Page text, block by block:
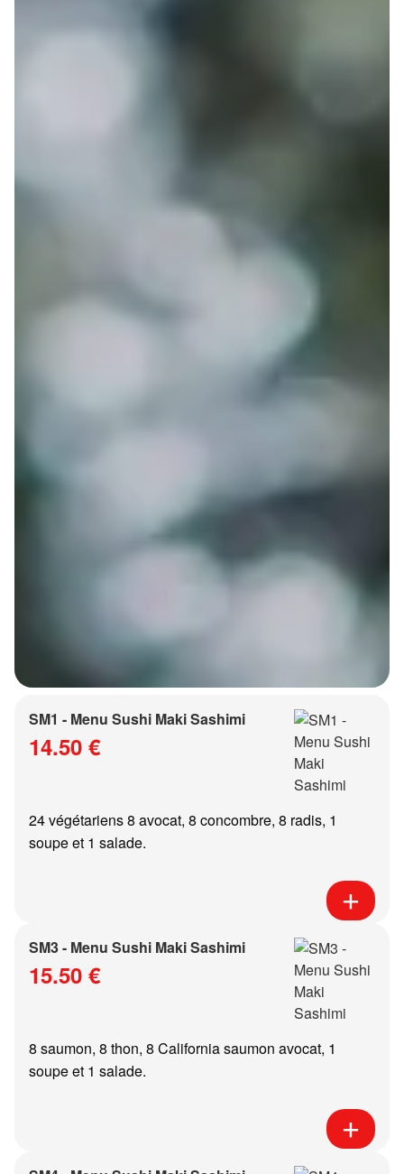
SM1 - Menu Sushi Maki Sashimi
14.50 €
24 végétariens 8 avocat, 8 concombre, 8 radis, 1
soupe et 1 salade.
SM3 - Menu Sushi Maki Sashimi
15.50 €
8 saumon, 8 thon, 8 California saumon avocat, 1
soupe et 1 salade.